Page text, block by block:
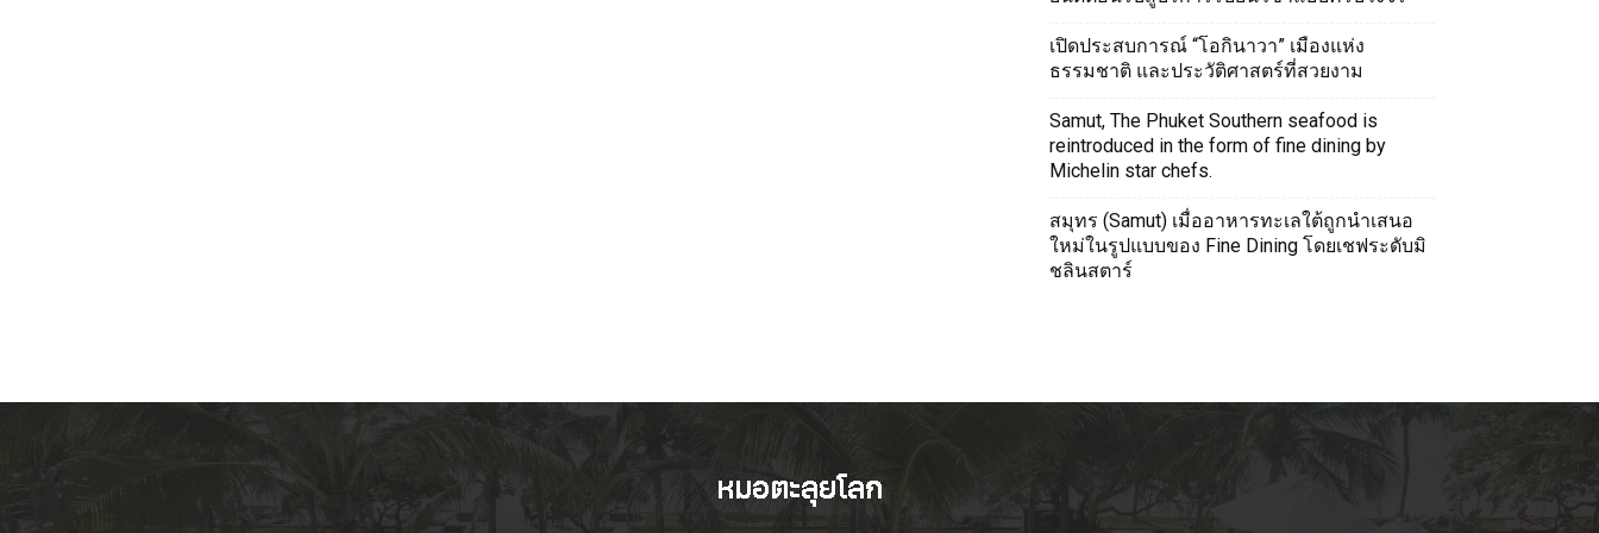
เปิดประสบการณ์ “โอกินาวา” เมืองแห่ง
ธรรมชาติ และประวัติศาสตร์ที่สวยงาม
Samut, The Phuket Southern seafood is
reintroduced in the form of fine dining by
Michelin star chefs.
สมุทร (Samut) เมื่ออาหารทะเลใต้ถูกนำเสนอ
ใหม่ในรูปแบบของ Fine Dining โดยเชฟระดับมิ
ชลินสตาร์